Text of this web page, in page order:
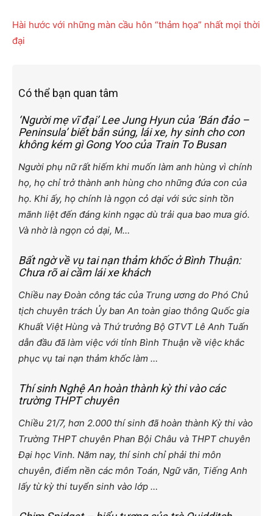
Hài hước với những màn cầu hôn “thảm họa” nhất mọi thời
đại
Có thể bạn quan tâm
‘Người mẹ vĩ đại’ Lee Jung Hyun của ‘Bán đảo –
Peninsula’ biết bắn súng, lái xe, hy sinh cho con
không kém gì Gong Yoo của Train To Busan
Người phụ nữ rất hiếm khi muốn làm anh hùng vì chính
họ, họ chỉ trở thành anh hùng cho những đứa con của
họ. Khi ấy, họ chính là ngọn cỏ dại với sức sinh tồn
mãnh liệt đến đáng kinh ngạc dù trải qua bao mưa gió.
Và nhờ là ngọn cỏ dại, M…
Bất ngờ về vụ tai nạn thảm khốc ở Bình Thuận:
Chưa rõ ai cầm lái xe khách
Chiều nay Đoàn công tác của Trung ương do Phó Chủ
tịch chuyên trách Ủy ban An toàn giao thông Quốc gia
Khuất Việt Hùng và Thứ trưởng Bộ GTVT Lê Anh Tuấn
dẫn đầu đã làm việc với tỉnh Bình Thuận về việc khắc
phục vụ tai nạn thảm khốc làm …
Thí sinh Nghệ An hoàn thành kỳ thi vào các
trường THPT chuyên
Chiều 21/7, hơn 2.000 thí sinh đã hoàn thành Kỳ thi vào
Trường THPT chuyên Phan Bội Châu và THPT chuyên
Đại học Vinh. Năm nay, thí sinh chỉ phải thi môn
chuyên, điểm nền các môn Toán, Ngữ văn, Tiếng Anh
lấy từ kỳ thi tuyển sinh vào lớp …